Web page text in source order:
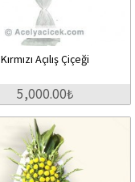
Kırmızı Açılış Çiçeği
5,000.00₺